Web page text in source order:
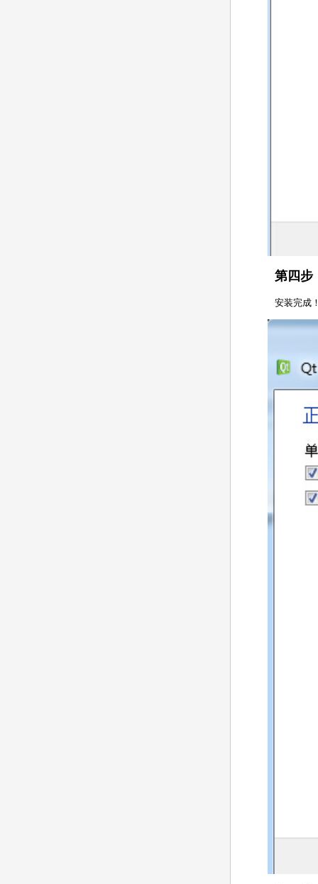
第四步
安装完成